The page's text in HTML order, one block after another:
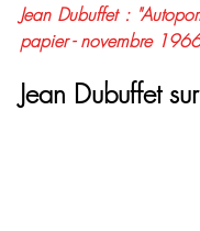
Jean Dubuffet :
papier - novembre 1966
Jean Dubuffet